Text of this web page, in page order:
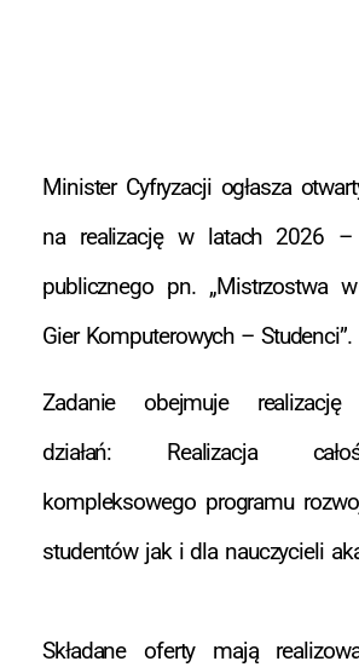
Minister Cyfryzacji ogłasza
na realizację w latach 2026 –
publicznego pn. „Mistrzostwa
Gier Komputerowych – Studenci”.
Zadanie obejmuje realizację
działań: Realizacja
kompleksowego programu
studentów jak i dla nauczycieli
Składane oferty mają